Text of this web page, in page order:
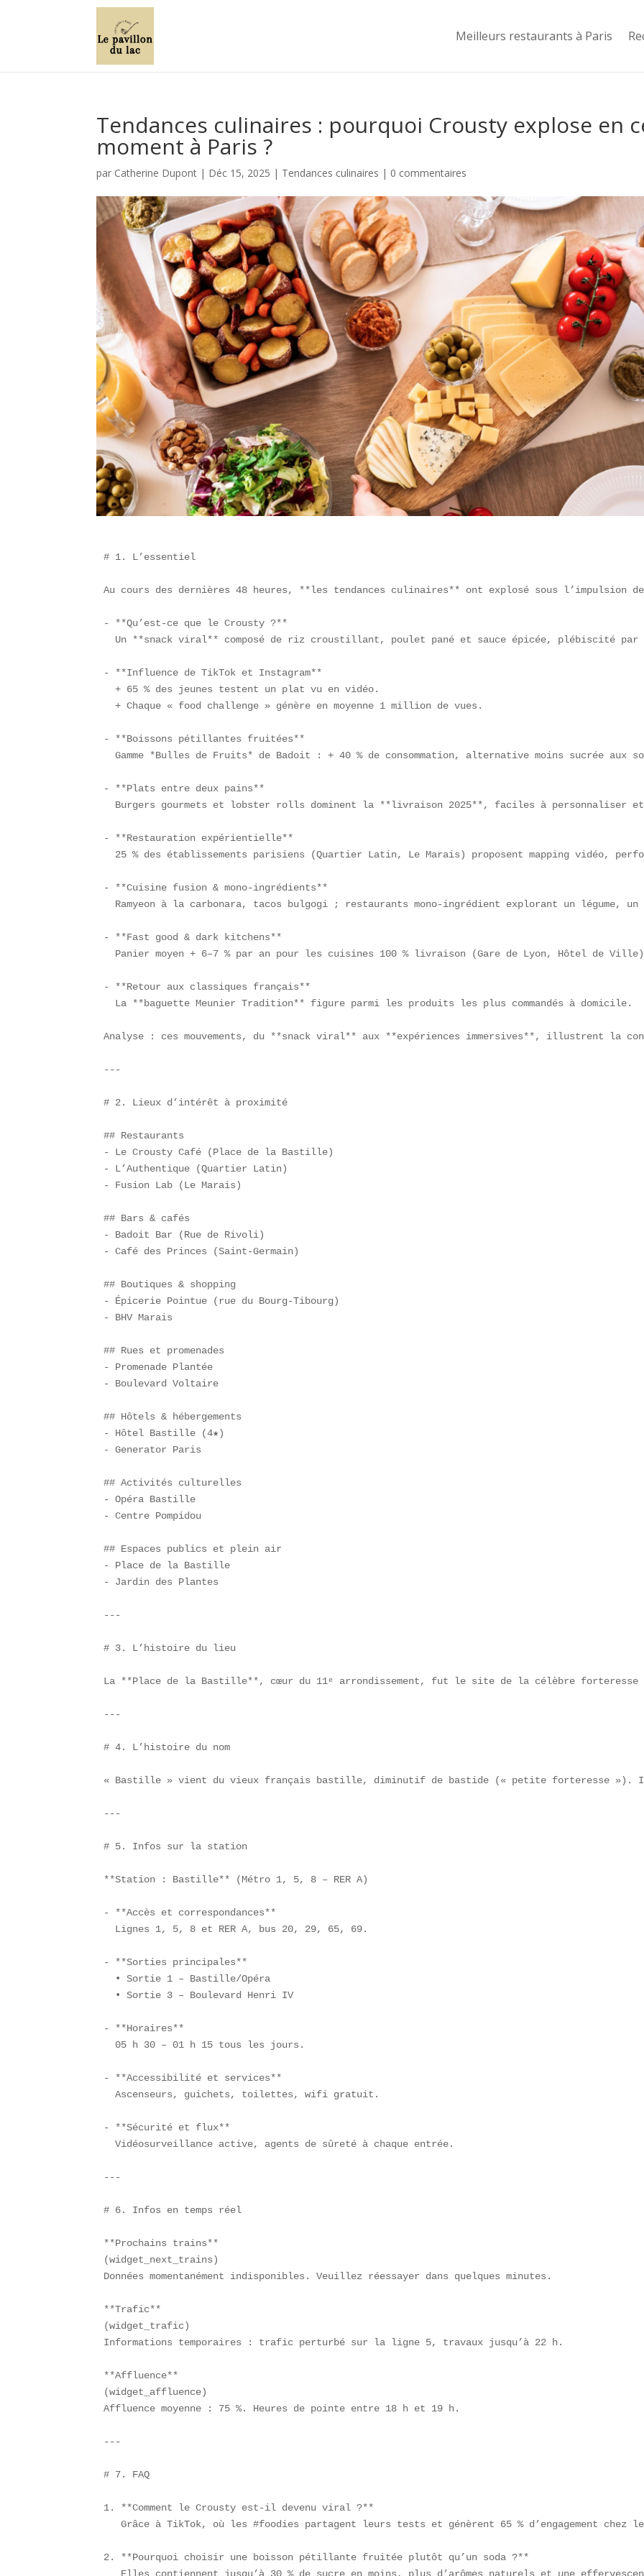
Meilleurs restaurants à Paris
Tendances culinaires : pourquoi Crousty explose en
moment à Paris ?
par Catherine Dupont | Déc 15, 2025 | Tendances culinaires | 0 commentaires
# 1. L’essentiel
Au cours des dernières 48 heures, **les tendances culinaires** ont explosé sous l’impulsion
- **Qu’est-ce que le Crousty ?**
Un **snack viral** composé de riz croustillant, poulet pané et sauce épicée, plébiscité
- **Influence de TikTok et Instagram**
  + 65 % des jeunes testent un plat vu en vidéo.
  + Chaque « food challenge » génère en moyenne 1 million de vues.
- **Boissons pétillantes fruitées**
Gamme *Bulles de Fruits* de Badoit : + 40 % de consommation, alternative moins sucrée aux
- **Plats entre deux pains**
Burgers gourmets et lobster rolls dominent la **livraison 2025**, faciles à personnaliser et
- **Restauration expérientielle**
25 % des établissements parisiens (Quartier Latin, Le Marais) proposent mapping vidéo,
- **Cuisine fusion & mono-ingrédients**
Ramyeon à la carbonara, tacos bulgogi ; restaurants mono-ingrédient explorant un légume, un
- **Fast good & dark kitchens**
Panier moyen + 6–7 % par an pour les cuisines 100 % livraison (Gare de Lyon, Hôtel de
- **Retour aux classiques français**
  La **baguette Meunier Tradition** figure parmi les produits les plus commandés à domicile.
Analyse : ces mouvements, du **snack viral** aux **expériences immersives**, illustrent la
---
# 2. Lieux d’intérêt à proximité
## Restaurants
- Le Crousty Café (Place de la Bastille)
- L’Authentique (Quartier Latin)
- Fusion Lab (Le Marais)
## Bars & cafés
- Badoit Bar (Rue de Rivoli)
- Café des Princes (Saint-Germain)
## Boutiques & shopping
- Épicerie Pointue (rue du Bourg-Tibourg)
- BHV Marais
## Rues et promenades
- Promenade Plantée
- Boulevard Voltaire
## Hôtels & hébergements
- Hôtel Bastille (4★)
- Generator Paris
## Activités culturelles
- Opéra Bastille
- Centre Pompidou
## Espaces publics et plein air
- Place de la Bastille
- Jardin des Plantes
---
# 3. L’histoire du lieu
La **Place de la Bastille**, cœur du 11ᵉ arrondissement, fut le site de la célèbre
---
# 4. L’histoire du nom
« Bastille » vient du vieux français bastille, diminutif de bastide (« petite forteresse »).
---
# 5. Infos sur la station
**Station : Bastille** (Métro 1, 5, 8 – RER A)
- **Accès et correspondances**
  Lignes 1, 5, 8 et RER A, bus 20, 29, 65, 69.
- **Sorties principales**
  • Sortie 1 – Bastille/Opéra
  • Sortie 3 – Boulevard Henri IV
- **Horaires**
  05 h 30 – 01 h 15 tous les jours.
- **Accessibilité et services**
  Ascenseurs, guichets, toilettes, wifi gratuit.
- **Sécurité et flux**
  Vidéosurveillance active, agents de sûreté à chaque entrée.
---
# 6. Infos en temps réel
**Prochains trains**
(widget_next_trains)
Données momentanément indisponibles. Veuillez réessayer dans quelques minutes.
**Trafic**
(widget_trafic)
Informations temporaires : trafic perturbé sur la ligne 5, travaux jusqu’à 22 h.
**Affluence**
(widget_affluence)
Affluence moyenne : 75 %. Heures de pointe entre 18 h et 19 h.
---
# 7. FAQ
1. **Comment le Crousty est-il devenu viral ?**
Grâce à TikTok, où les #foodies partagent leurs tests et génèrent 65 % d’engagement chez
2. **Pourquoi choisir une boisson pétillante fruitée plutôt qu’un soda ?**